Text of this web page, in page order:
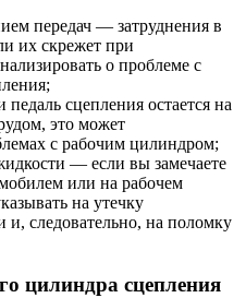
передач — затруднения в
их скрежет при
о проблеме с
сцепления остается на
это может
с рабочим цилиндром;
— если вы замечаете
или на рабочем
на утечку
и, следовательно, на поломку
цилиндра сцепления